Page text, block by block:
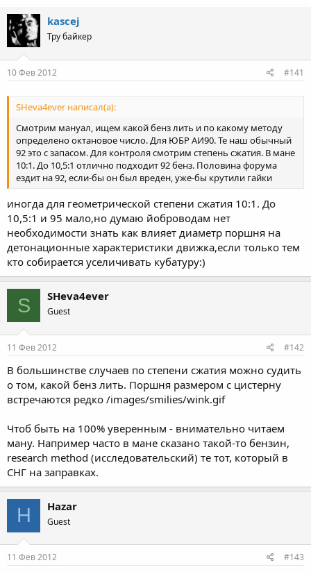
kascej
Тру байкер
10 Фев 2012 #141
SHeva4ever написал(а):
Смотрим мануал, ищем какой бенз лить и по какому методу
определено октановое число. Для ЮБР АИ90. Те наш обычный
92 это с запасом. Для контроля смотрим степень сжатия. В мане
10:1. До 10,5:1 отлично подходит 92 бенз. Половина форума
ездит на 92, если-бы он был вреден, уже-бы крутили гайки
иногда для геометрической степени сжатия 10:1. До
10,5:1 и 95 мало,но думаю йоброводам нет
необходимости знать как влияет диаметр поршня на
детонационные характеристики движка,если только тем
кто собирается уселичивать кубатуру:)
S SHeva4ever
Guest
11 Фев 2012 #142
В большинстве случаев по степени сжатия можно судить
о том, какой бенз лить. Поршня размером с цистерну
встречаются редко /images/smilies/wink.gif
Чтоб быть на 100% уверенным - внимательно читаем
ману. Например часто в мане сказано такой-то бензин,
research method (исследовательский) те тот, который в
СНГ на заправках.
H Hazar
Guest
11 Фев 2012 #143